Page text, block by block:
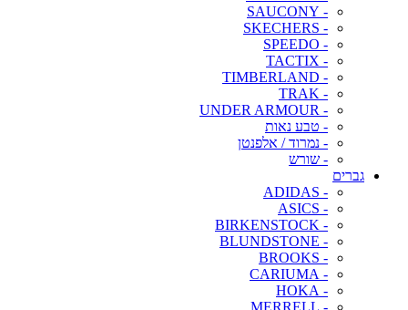
- SAUCONY
- SKECHERS
- SPEEDO
- TACTIX
- TIMBERLAND
- TRAK
- UNDER ARMOUR
- טבע נאות
- נמרוד / אלפנטן
- שורש
גברים
- ADIDAS
- ASICS
- BIRKENSTOCK
- BLUNDSTONE
- BROOKS
- CARIUMA
- HOKA
- MERRELL